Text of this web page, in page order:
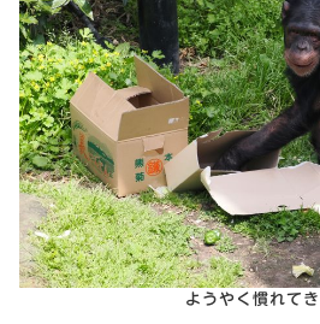
ようやく慣れて